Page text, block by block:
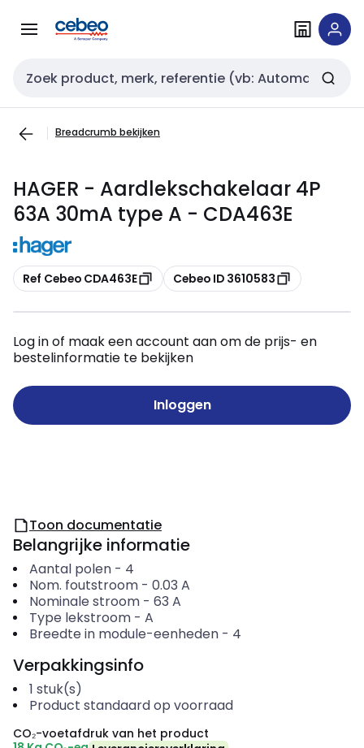
naar
naar
Zoekveld invoer
Breadcrumb bekijken
HAGER - Aardlekschakelaar 4P
63A 30mA type A - CDA463E
Kopiëren
Ref Cebeo CDA463E Kopiëren
Cebeo ID 3610583
Log in of maak een account aan om de prijs- en
bestelinformatie te bekijken
Inloggen
Toon documentatie
Belangrijke informatie
Aantal polen- 4
Nom. foutstroom- 0.03 A
Nominale stroom- 63 A
Type lekstroom- A
Breedte in module-eenheden- 4
Verpakkingsinfo
1 stuk(s)
Product standaard op voorraad
CO₂-voetafdruk van het product